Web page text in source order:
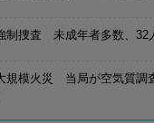
制捜査 未成年者多数、32
規模火災 当局が空気質調